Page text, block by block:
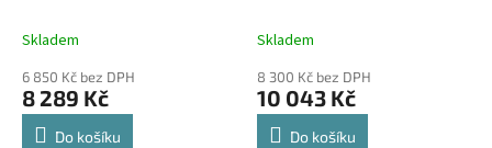
Skladem
6 850 Kč bez DPH
8 289 Kč
Do košíku
Skladem
8 300 Kč bez DPH
10 043 Kč
Do košíku